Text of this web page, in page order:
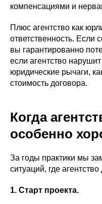
компенсациями и
Плюс агентство как
ответственность. Если
вы гарантированно
если агентство
юридические рычаги,
стоимость договора.
Когда
особенно
За годы практики мы
ситуаций, где
1. Старт проекта.